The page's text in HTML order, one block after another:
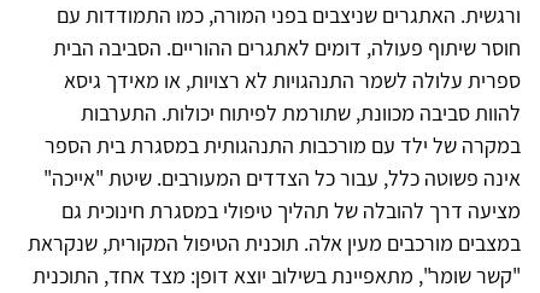
ורגשית. האתגרים שניצבים בפני המורה, כמו התמודדות עם
חוסר שיתוף פעולה, דומים לאתגרים ההוריים. הסביבה הבית
ספרית עלולה לשמר התנהגויות לא רצויות, או מאידך גיסא
להוות סביבה מכוונת, שתורמת לפיתוח יכולות. התערבות
במקרה של ילד עם מורכבות התנהגותית במסגרת בית הספר
אינה פשוטה כלל, עבור כל הצדדים המעורבים. שיטת "אייכה"
מציעה דרך להובלה של תהליך טיפולי במסגרת חינוכית גם
במצבים מורכבים מעין אלה. תוכנית הטיפול המקורית, שנקראת
"קשר שומר", מתאפיינת בשילוב יוצא דופן: מצד אחד, התוכנית